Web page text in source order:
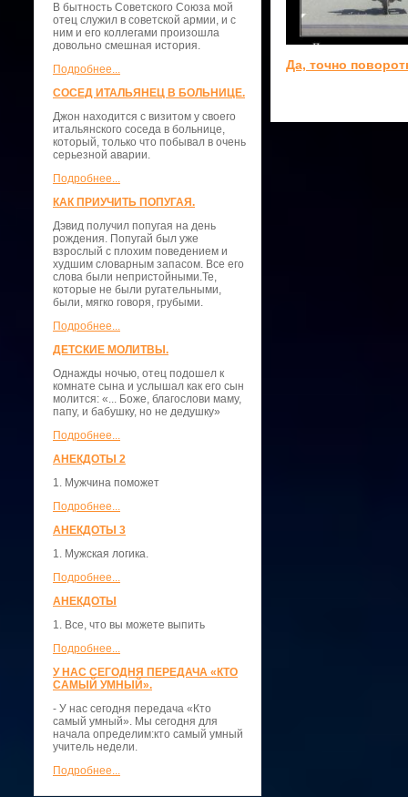
В бытность Советского Союза мой
отец служил в советской армии, и с
ним и его коллегами произошла
довольно смешная история.
Подробнее...
СОСЕД ИТАЛЬЯНЕЦ В БОЛЬНИЦЕ.
Джон находится с визитом у своего
итальянского соседа в больнице,
который, только что побывал в очень
серьезной аварии.
Подробнее...
КАК ПРИУЧИТЬ ПОПУГАЯ.
Дэвид получил попугая на день
рождения. Попугай был уже
взрослый с плохим поведением и
худшим словарным запасом. Все его
слова были непристойными.Те,
которые не были ругательными,
были, мягко говоря, грубыми.
Подробнее...
ДЕТСКИЕ МОЛИТВЫ.
Однажды ночью, отец подошел к
комнате сына и услышал как его сын
молится: «... Боже, благослови маму,
папу, и бабушку, но не дедушку»
Подробнее...
АНЕКДОТЫ 2
1. Мужчина поможет
Подробнее...
АНЕКДОТЫ 3
1. Мужская логика.
Подробнее...
АНЕКДОТЫ
1. Все, что вы можете выпить
Подробнее...
У НАС СЕГОДНЯ ПЕРЕДАЧА «КТО
САМЫЙ УМНЫЙ».
- У нас сегодня передача «Кто
самый умный». Мы сегодня для
начала определим:кто самый умный
учитель недели.
Подробнее...
Да, точно